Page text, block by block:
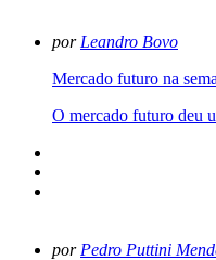
por Leandro Bovo
Mercado futuro na
O mercado futuro deu
por Pedro Puttini